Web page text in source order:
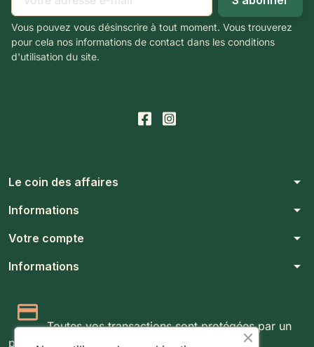
Vous pouvez vous désinscrire à tout moment. Vous trouverez
pour cela nos informations de contact dans les conditions
d'utilisation du site.
Le coin des affaires arrow_drop_down
Informations arrow_drop_down
Votre compte arrow_drop_down
Informations arrow_drop_down
Toutes vos transactions sont protégées par un
protocole SSL 256 bits.